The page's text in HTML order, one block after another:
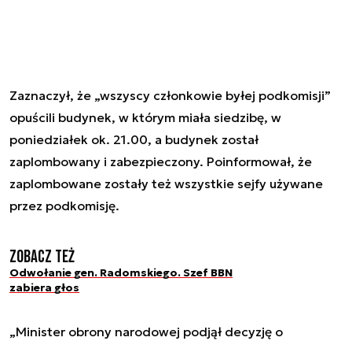
Zaznaczył, że „wszyscy członkowie byłej podkomisji”
opuścili budynek, w którym miała siedzibę, w
poniedziałek ok. 21.00, a budynek został
zaplombowany i zabezpieczony. Poinformował, że
zaplombowane zostały też wszystkie sejfy używane
przez podkomisję.
Zobacz też
Odwołanie gen. Radomskiego. Szef BBN
zabiera głos
„Minister obrony narodowej podjął decyzję o